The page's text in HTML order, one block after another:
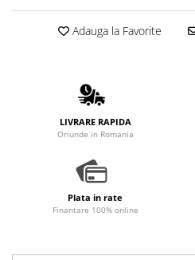
Portafiltre
Adauga la Favorite
LIVRARE RAPIDA
Oriunde in Romania
Plata in rate
Finantare 100% online